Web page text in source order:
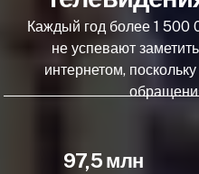
Каждый год более 1 500
не успевают
интернетом,
97,5 млн